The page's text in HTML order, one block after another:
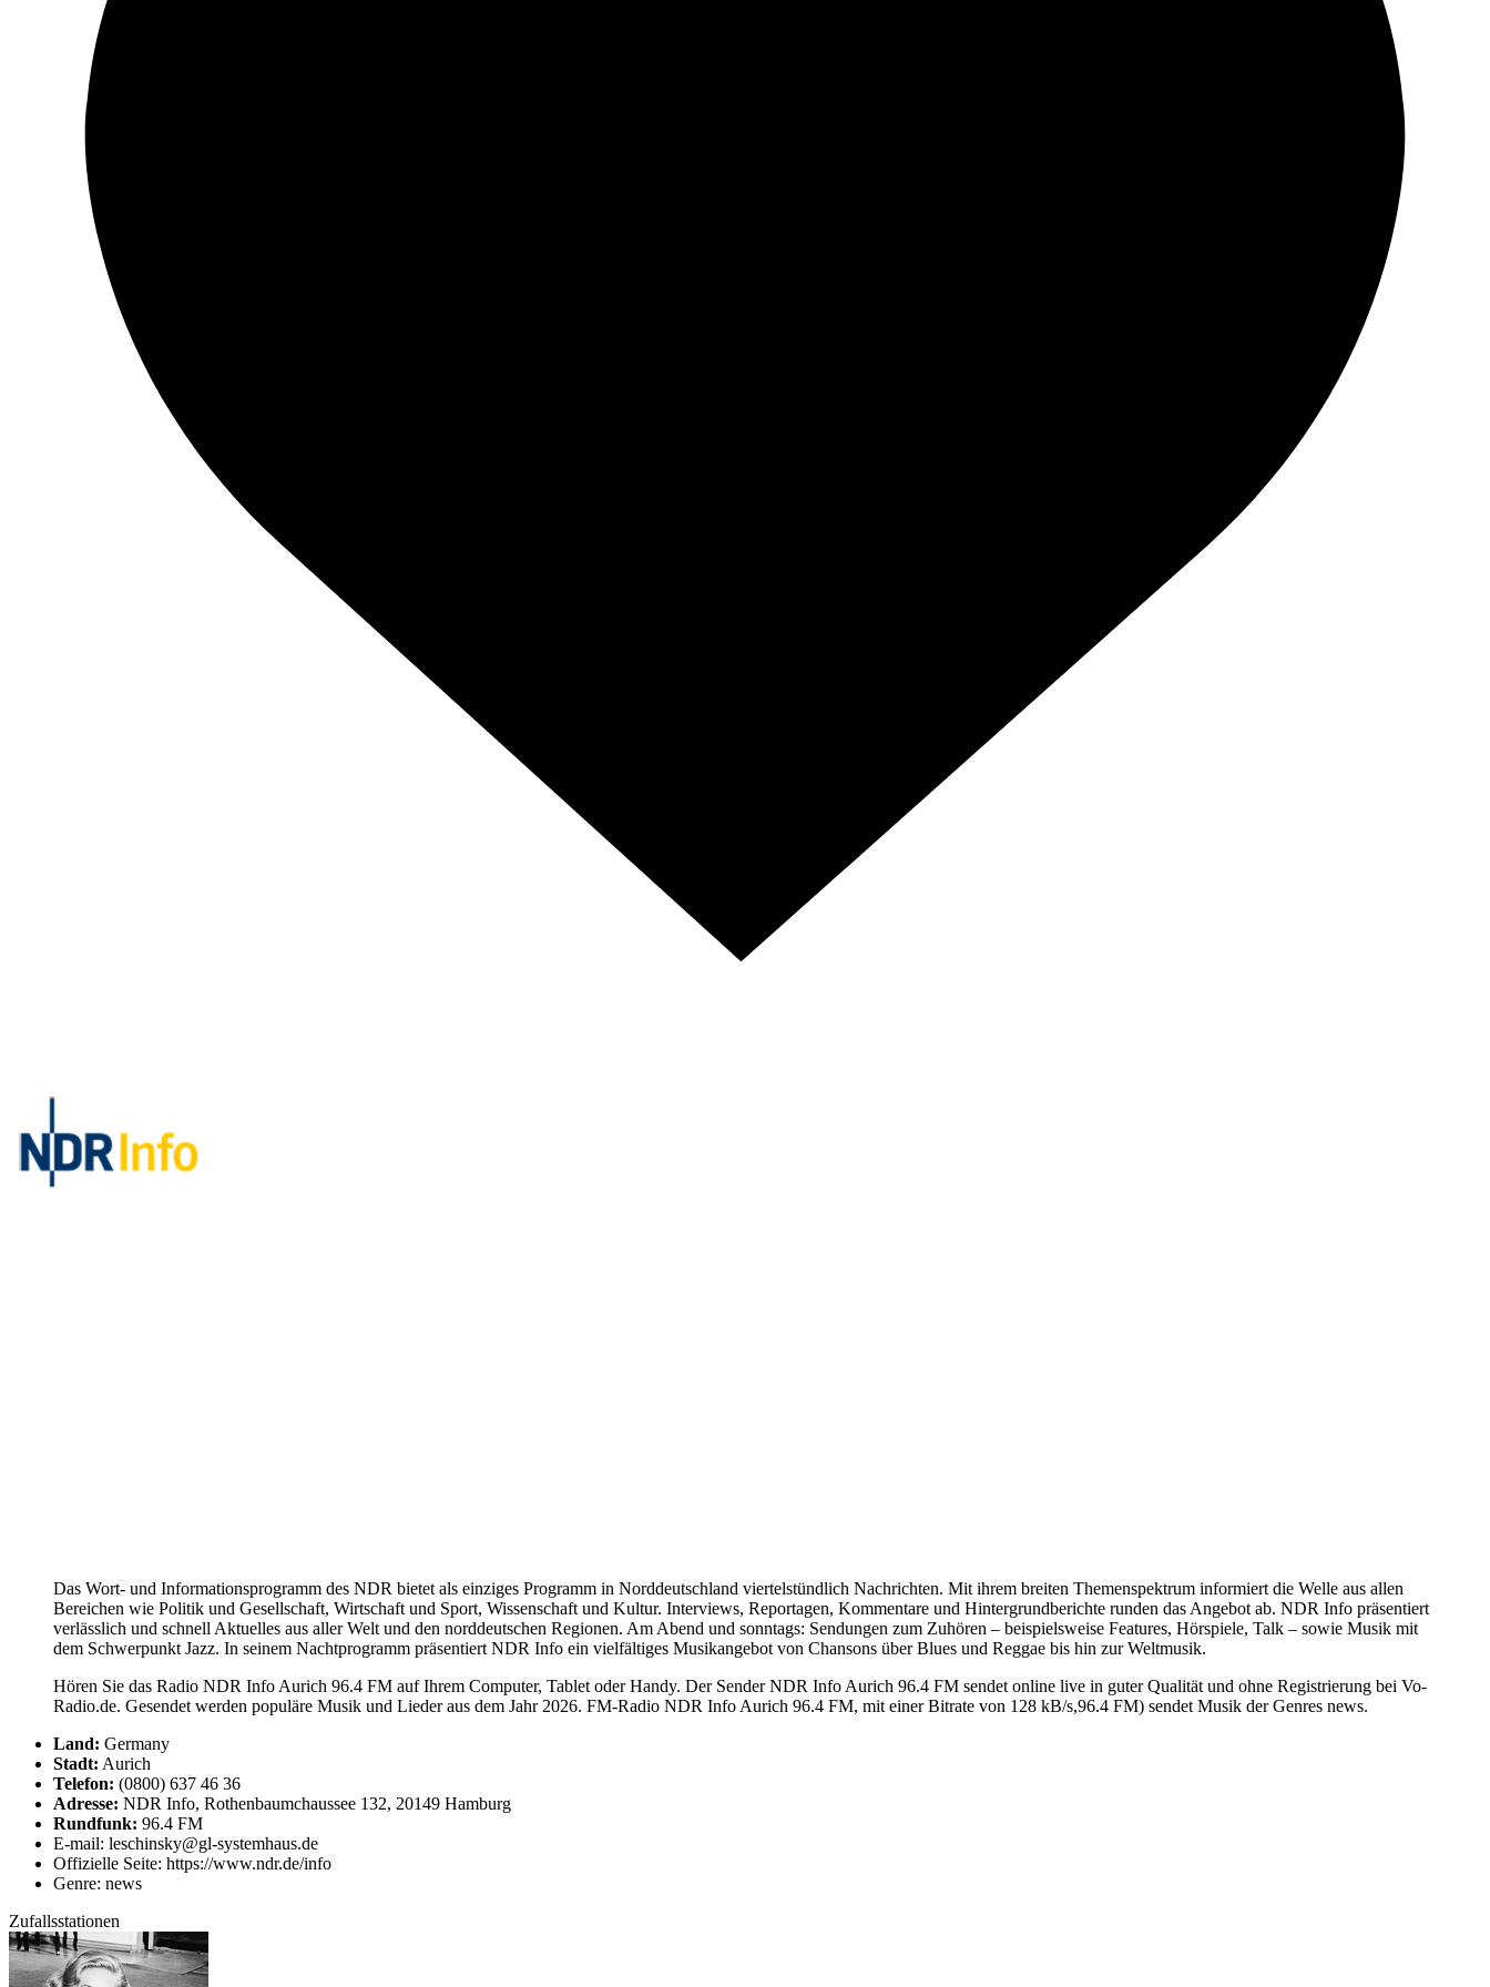
Das Wort- und Informationsprogramm des NDR bietet als einziges Programm in Norddeutschland viertelstündlich Nachrichten. Mit ihrem breiten Themenspektrum informiert die Welle aus allen
Bereichen wie Politik und Gesellschaft, Wirtschaft und Sport, Wissenschaft und Kultur. Interviews, Reportagen, Kommentare und Hintergrundberichte runden das Angebot ab. NDR Info präsentiert
verlässlich und schnell Aktuelles aus aller Welt und den norddeutschen Regionen. Am Abend und sonntags: Sendungen zum Zuhören – beispielsweise Features, Hörspiele, Talk – sowie Musik mit
dem Schwerpunkt Jazz. In seinem Nachtprogramm präsentiert NDR Info ein vielfältiges Musikangebot von Chansons über Blues und Reggae bis hin zur Weltmusik.
Hören Sie das Radio NDR Info Aurich 96.4 FM auf Ihrem Computer, Tablet oder Handy. Der Sender NDR Info Aurich 96.4 FM sendet online live in guter Qualität und ohne Registrierung bei Vo-
Radio.de. Gesendet werden populäre Musik und Lieder aus dem Jahr 2026. FM-Radio NDR Info Aurich 96.4 FM, mit einer Bitrate von 128 kB/s,96.4 FM) sendet Musik der Genres news.
Land: Germany
Stadt: Aurich
Telefon: (0800) 637 46 36
Adresse: NDR Info, Rothenbaumchaussee 132, 20149 Hamburg
Rundfunk: 96.4 FM
E-mail: leschinsky@gl-systemhaus.de
Offizielle Seite: https://www.ndr.de/info
Genre: news
Zufallsstationen